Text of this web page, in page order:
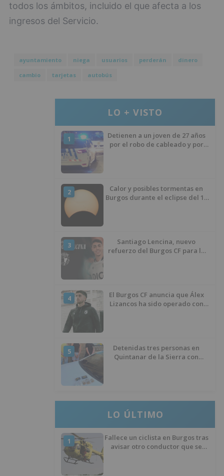
todos los ámbitos, incluido el que afecta a los
ingresos del Servicio.
ayuntamiento niega usuarios perderán
dinero
cambio
tarjetas autobús
LO + VISTO
1
Detienen a un joven de 27 años
por el robo de cableado y por
2
Calor y posibles tormentas en
Burgos durante el eclipse del 12
3
Santiago Lencina, nuevo
refuerzo del Burgos CF para la
4
El Burgos CF anuncia que Álex
Lizancos ha sido operado con
5
Detenidas tres personas en
Quintanar de la Sierra con
LO ÚLTIMO
1
Fallece un ciclista en Burgos tras
avisar otro conductor que se